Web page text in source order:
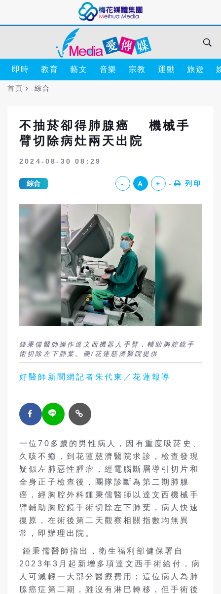
即時 教育 藝文 音樂 宗教 運動 旅遊
首頁 綜合
不抽菸卻得肺腺癌 機械手
臂切除病灶兩天出院
2024-08-30 08:29
綜合 - A + 列印
鍾秉儒醫師操作達文西機器人手臂，輔助胸腔鏡手
術切除左下肺葉。圖/花蓮慈濟醫院提供
好醫師新聞網記者朱代東／花蓮報導
一位70多歲的男性病人，因有重度吸菸史、
久咳不癒，到花蓮慈濟醫院求診，檢查發現
疑似左肺惡性腫瘤，經電腦斷層導引切片和
全身正子檢查後，團隊診斷為第二期肺腺
癌，經胸腔外科鍾秉儒醫師以達文西機械手
臂輔助胸腔鏡手術切除左下肺葉，病人快速
復原，在術後第二天觀察相關指數均無異
常，即辦理出院。
鍾秉儒醫師指出，衛生福利部健保署自
2023年3月起新增多項達文西手術給付，病
人可減輕一大部分醫療費用；這位病人為肺
腺癌症第二期，雖沒有淋巴轉移，但手術後